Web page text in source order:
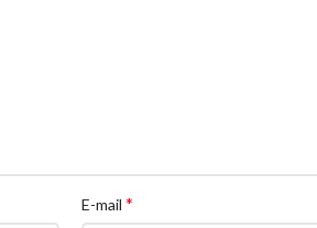
E-mail *